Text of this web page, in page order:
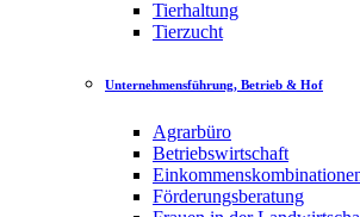
Tierhaltung
Tierzucht
Unternehmensführung, Betrieb & Hof
Agrarbüro
Betriebswirtschaft
Förderungsberatung